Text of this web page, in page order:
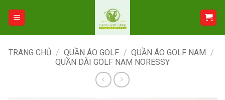
TRANG CHỦ / QUẦN ÁO GOLF / QUẦN ÁO GOLF NAM /
QUẦN DÀI GOLF NAM NORESSY